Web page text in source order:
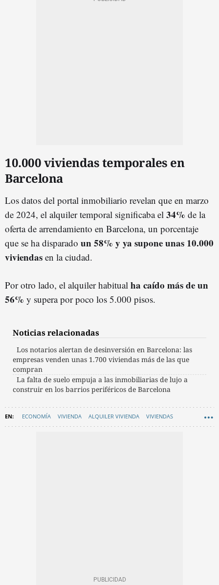
10.000 viviendas temporales en
Barcelona
Los datos del portal inmobiliario revelan que en marzo
de 2024, el alquiler temporal significaba el 34% de la
oferta de arrendamiento en Barcelona, un porcentaje
que se ha disparado un 58% y ya supone unas 10.000
viviendas en la ciudad.
Por otro lado, el alquiler habitual ha caído más de un
56% y supera por poco los 5.000 pisos.
Noticias relacionadas
Los notarios alertan de desinversión en Barcelona: las
empresas venden unas 1.700 viviendas más de las que
compran
La falta de suelo empuja a las inmobiliarias de lujo a
construir en los barrios periféricos de Barcelona
ECONOMÍA VIVIENDA ALQUILER VIVIENDA VIVIENDAS